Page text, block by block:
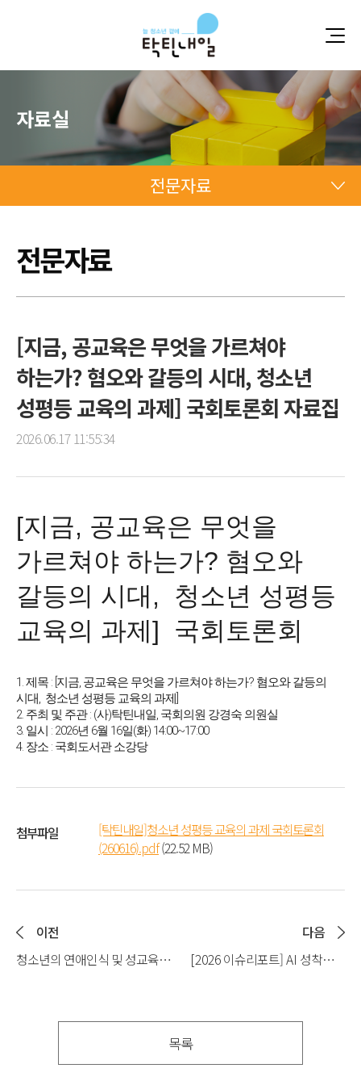
자료실
전문자료
전문자료
전문자료
전문자료
[지금, 공교육은 무엇을 가르쳐야
하는가? 혐오와 갈등의 시대, 청소년
성평등 교육의 과제] 국회토론회 자료집
2026.06.17 11:55:34
[지금, 공교육은 무엇을
가르쳐야 하는가? 혐오와
갈등의 시대, 청소년 성평등
교육의 과제] 국회토론회
1. 제목 : [지금, 공교육은 무엇을 가르쳐야 하는가? 혐오와 갈등의
시대,  청소년 성평등 교육의 과제]
2. 주최 및 주관 : (사)탁틴내일, 국회의원 강경숙 의원실
3. 일시 : 2026년 6월 16일(화) 14:00~17:00
4. 장소 : 국회도서관 소강당
첨부파일
[탁틴내일]청소년 성평등 교육의 과제 국회토론회
(260616).pdf(22.52 MB)
이전
청소년의 연애인식 및 성교육
다음
[2026 이슈리포트] AI 성착취물
목록